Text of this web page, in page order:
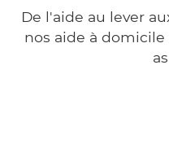
De l'aide au lever
nos aide à